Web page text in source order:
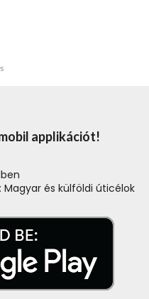
applikációt!
és külföldi úticélok